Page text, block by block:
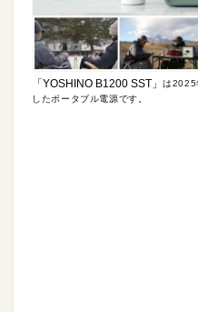
「 YOSHINO B1200 SST 」
は2025
したポータブル電源です。